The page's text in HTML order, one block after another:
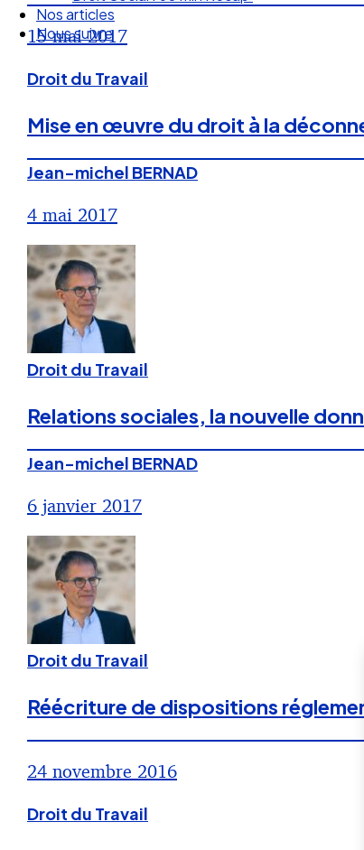
Nous suivre
15 mai 2017
Droit du Travail
Mise en œuvre du droit à la
Jean-michel BERNAD
4 mai 2017
Droit du Travail
Relations sociales, la nouvelle
Jean-michel BERNAD
6 janvier 2017
Droit du Travail
Réécriture de dispositions
24 novembre 2016
Droit du Travail